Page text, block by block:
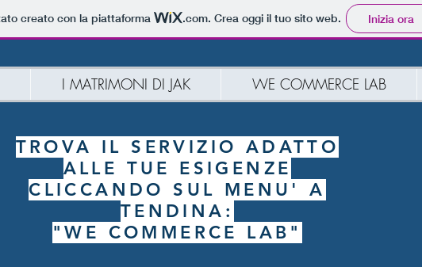
creato con la piattaforma .com. Crea oggi il tuo sito web. Inizia ora
I MATRIMONI DI JAK WE COMMERCE LAB
TROVA IL SERVIZIO ADATTO
ALLE TUE ESIGENZE
CLICCANDO SUL MENU' A
TENDINA:
"WE COMMERCE LAB"